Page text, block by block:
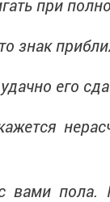
при
знак
его
вами пола.